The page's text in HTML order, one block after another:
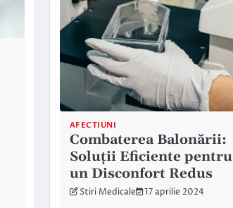
AFECTIUNI
Combaterea Balonării:
Soluții Eficiente pentru
un Disconfort Redus
Stiri Medicale 17 aprilie 2024